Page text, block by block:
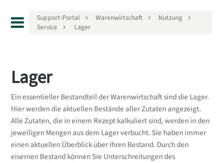
Support-Portal Warenwirtschaft
Nutzung
Service
Lager
Lager
Ein essentieller Bestandteil der Warenwirtschaft sind die Lager.
Hier werden die aktuellen Bestände aller Zutaten angezeigt.
Alle Zutaten, die in einem Rezept kalkuliert sind, werden in den
jeweiligen Mengen aus dem Lager verbucht. Sie haben immer
einen aktuellen Überblick über Ihren Bestand. Durch den
eisernen Bestand können Sie Unterschreitungen des